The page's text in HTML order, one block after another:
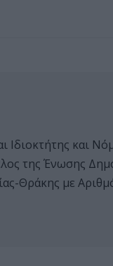
Ιδιοκτήτης και
της Ένωσης
Θράκης με